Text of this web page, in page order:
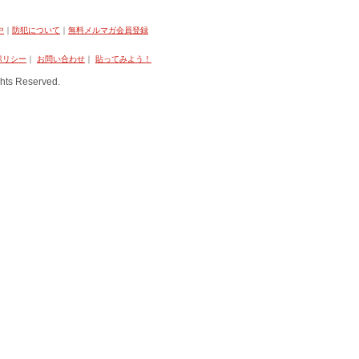
｜ 防犯について ｜ 無料メルマガ会員登録
リシー ｜ お問い合わせ ｜ 貼ってみよう！
Reserved.